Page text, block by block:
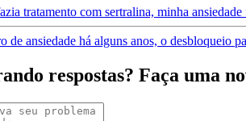
tratamento com sertralina, minha
de ansiedade há alguns anos, o desbloqueio
respostas? Faça uma